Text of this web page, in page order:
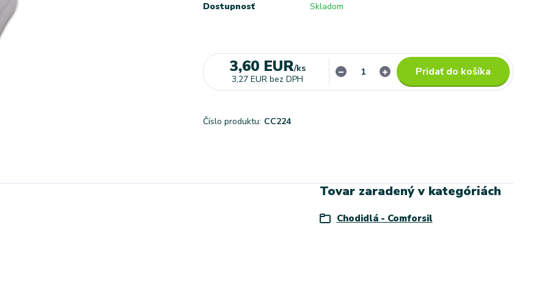
Dostupnosť Skladom
3,60 EUR/ks
3,27 EUR bez DPH
Pridať do košíka
Číslo produktu: CC224
Tovar zaradený v kategóriách
Chodidlá - Comforsil